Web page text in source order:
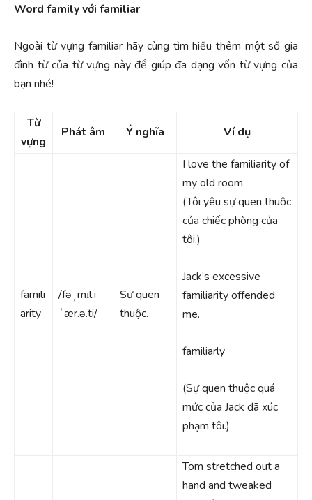
Word family với familiar
Ngoài từ vựng familiar hãy cùng tìm hiểu thêm một số gia
đình từ của từ vựng này để giúp đa dạng vốn từ vựng của
bạn nhé!
Từ
vựng
Phát âm Ý nghĩa Ví dụ
famili
arity
/fəˌmɪl.i
ˈær.ə.ti/
Sự quen
thuộc.
I love the familiarity of
my old room.
(Tôi yêu sự quen thuộc
của chiếc phòng của
tôi.)
Jack’s excessive
familiarity offended
me.
familiarly
(Sự quen thuộc quá
mức của Jack đã xúc
phạm tôi.)
Tom stretched out a
hand and tweaked